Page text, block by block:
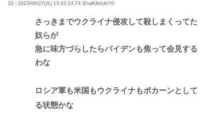
32 : 2023/06/27(火) 13:10:14.74 ID:wK9nUk7/0
さっきまでウクライナ侵攻して殺しまくってた
奴らが
急に味方づらしたらバイデンも焦って会見する
わな
ロシア軍も米国もウクライナもポカーンとして
る状態かな